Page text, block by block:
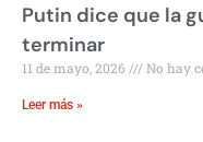
Putin dice que la
terminar
11 de mayo, 2026 No hay
Leer más »